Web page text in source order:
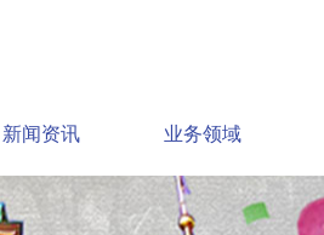
新闻资讯 业务领域